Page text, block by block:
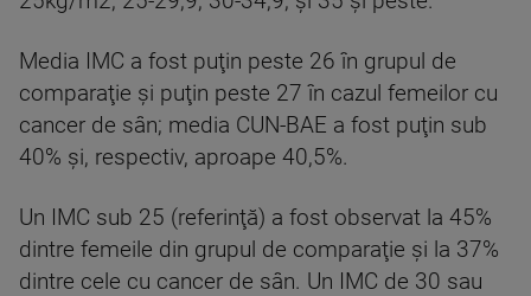
Media IMC a fost puţin peste 26 în grupul de
comparaţie şi puţin peste 27 în cazul femeilor cu
cancer de sân; media CUN-BAE a fost puţin sub
40% şi, respectiv, aproape 40,5%.
Un IMC sub 25 (referinţă) a fost observat la 45%
dintre femeile din grupul de comparaţie şi la 37%
dintre cele cu cancer de sân. Un IMC de 30 sau